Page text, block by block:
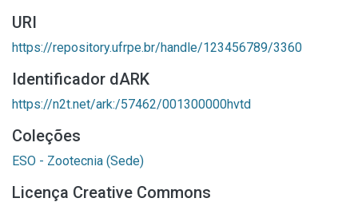
URI
https://repository.ufrpe.br/handle/123456789/3360
Identificador dARK
https://n2t.net/ark:/57462/001300000hvtd
Coleções
ESO - Zootecnia (Sede)
Licença Creative Commons